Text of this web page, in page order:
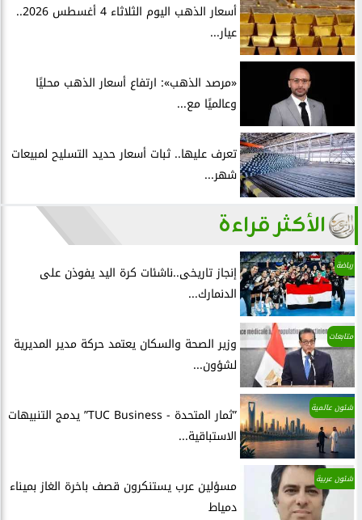
أسعار الذهب اليوم الثلاثاء 4 أغسطس 2026..
عيار...
«مرصد الذهب»: ارتفاع أسعار الذهب محليًا
وعالميًا مع...
تعرف عليها.. ثبات أسعار حديد التسليح لمبيعات
شهر...
الأكثر قراءة
رياضة
إنجاز تاريخى..ناشئات كرة اليد يفوذن على
الدنمارك...
متابعات
وزير الصحة والسكان يعتمد حركة مدير المديرية
لشؤون...
شئون عالمية
”ثمار المتحدة - TUC Business” يدمج التنبيهات
الاستباقية...
شئون عربية
مسؤلين عرب يستنكرون قصف باخرة الغاز بميناء
دمياط